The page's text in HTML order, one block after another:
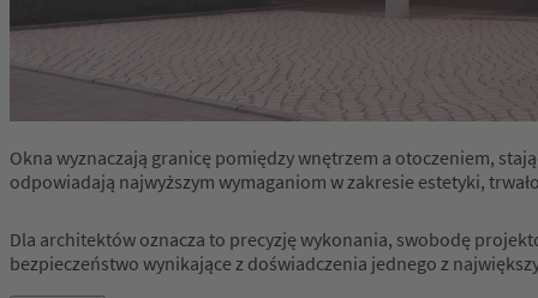
Okna wyznaczają granicę pomiędzy wnętrzem a otoczeniem,
odpowiadają najwyższym wymaganiom w zakresie estetyki,
Dla architektów oznacza to precyzję wykonania, swobodę
bezpieczeństwo wynikające z doświadczenia jednego z